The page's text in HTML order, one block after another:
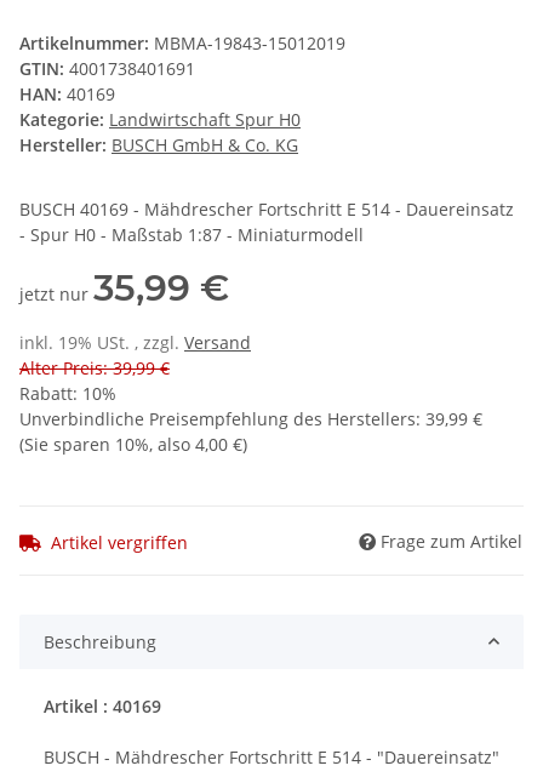
Artikelnummer: MBMA-19843-15012019
GTIN: 4001738401691
HAN: 40169
Kategorie: Landwirtschaft Spur H0
Hersteller: BUSCH GmbH & Co. KG
BUSCH 40169 - Mähdrescher Fortschritt E 514 - Dauereinsatz
- Spur H0 - Maßstab 1:87 - Miniaturmodell
jetzt nur 35,99 €
inkl. 19% USt. , zzgl. Versand
Alter Preis: 39,99 €
Rabatt: 10%
Unverbindliche Preisempfehlung des Herstellers: 39,99 €
(Sie sparen 10%, also 4,00 €)
Artikel vergriffen Frage zum Artikel
Beschreibung
Artikel : 40169
BUSCH - Mähdrescher Fortschritt E 514 - "Dauereinsatz"